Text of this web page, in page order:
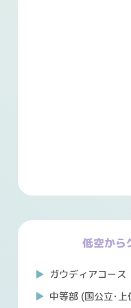
低空から
ガウディアコース
中等部 (国公立･